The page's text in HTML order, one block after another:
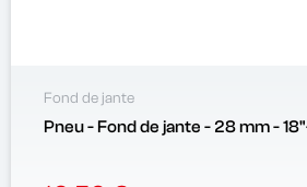
Fond de jante
Pneu - Fond de jante - 28 mm